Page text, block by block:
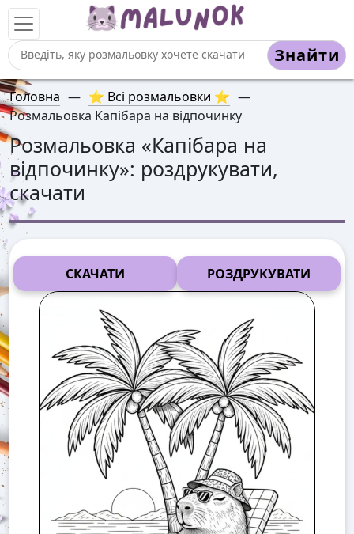
Знайти
Головна — ⭐ Всі розмальовки ⭐ —
Розмальовка Капібара на відпочинку
Розмальовка «Капібара на
відпочинку»: роздрукувати,
скачати
СКАЧАТИ РОЗДРУКУВАТИ